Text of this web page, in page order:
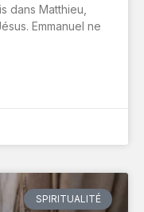
dans Matthieu,
Emmanuel ne
SPIRITUALITÉ